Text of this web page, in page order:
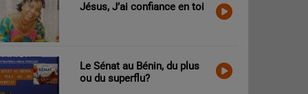
Jésus, J’ai confiance en toi
Le Sénat au Bénin, du plus
ou du superflu?